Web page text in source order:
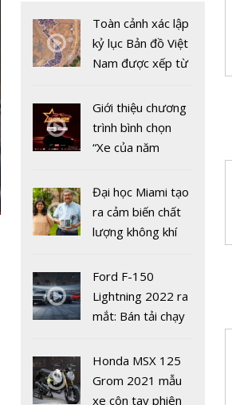
Cao Bằng mới
được bổ nhiệm là
ai?
Tân Tổng Giám
đốc Kho bạc Nhà
nước Trần Quân là
Các Bộ trưởng
Toàn cảnh xác lập
kỷ lục Bản đồ Việt
Nam được xếp từ
năm 2022
Giới thiệu chương
trình bình chọn
“Xe của năm
Đại học Miami tạo
ra cảm biến chất
lượng không khí
19
Ford F-150
Lightning 2022 ra
mắt: Bán tải chạy
chưa đến 40 nghìn
USD
Honda MSX 125
Grom 2021 mẫu
xe côn tay phiên